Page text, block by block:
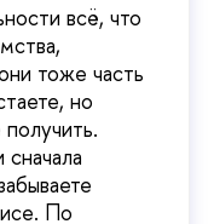
всё, что
тоже часть
но
По